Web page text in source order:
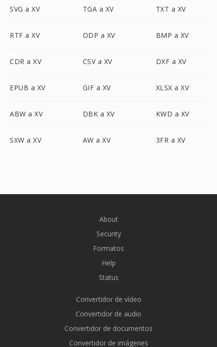
SVG a XV TGA a XV TXT a XV
RTF a XV ODP a XV BMP a XV
CDR a XV CSV a XV DXF a XV
EPUB a XV GIF a XV XLSX a XV
ABW a XV DBK a XV KWD a XV
SXW a XV AW a XV 3FR a XV
About
Security
Formatos
Help
Status
Convertidor de vídeo
Convertidor de audio
Convertidor de documentos
Convertidor de imágenes